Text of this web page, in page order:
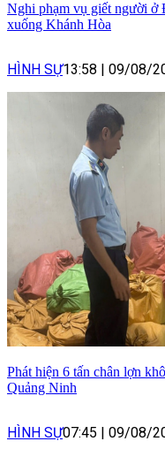
Nghi phạm vụ giết người ở
xuống Khánh Hòa
HÌNH SỰ13:58 09/08/
Phát hiện 6 tấn chân lợn
Quảng Ninh
HÌNH SỰ07:45 09/08/